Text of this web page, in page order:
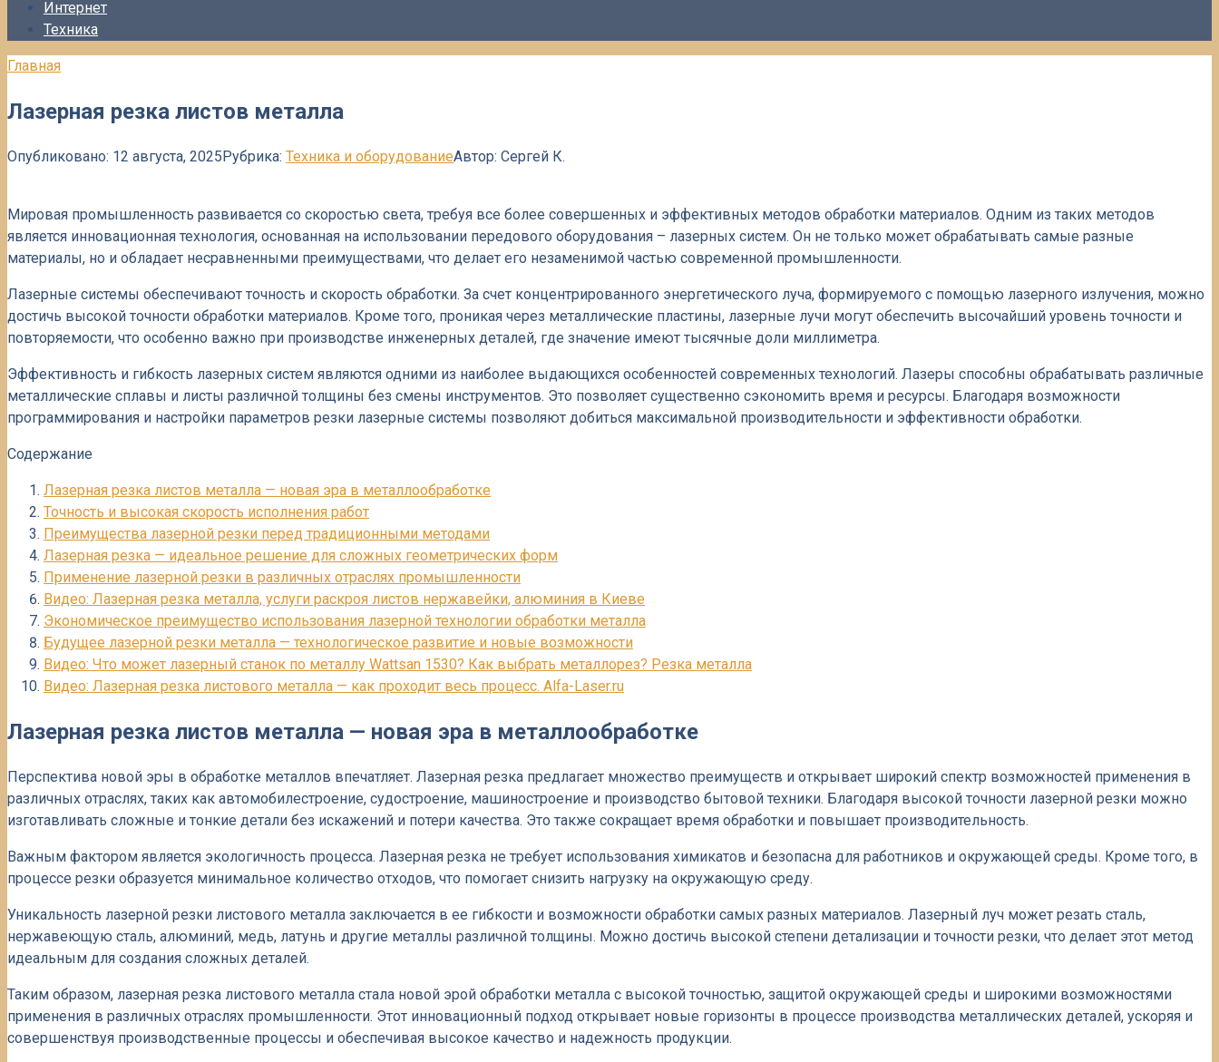
Интернет
Техника
Главная
Лазерная резка листов металла
Опубликовано: 12 августа, 2025Рубрика: Техника и оборудованиеАвтор: Сергей К.
Мировая промышленность развивается со скоростью света, требуя все более совершенных и эффективных методов обработки материалов. Одним из таких методов
является инновационная технология, основанная на использовании передового оборудования – лазерных систем. Он не только может обрабатывать самые разные
материалы, но и обладает несравненными преимуществами, что делает его незаменимой частью современной промышленности.
Лазерные системы обеспечивают точность и скорость обработки. За счет концентрированного энергетического луча, формируемого с помощью лазерного излучения, можно
достичь высокой точности обработки материалов. Кроме того, проникая через металлические пластины, лазерные лучи могут обеспечить высочайший уровень точности и
повторяемости, что особенно важно при производстве инженерных деталей, где значение имеют тысячные доли миллиметра.
Эффективность и гибкость лазерных систем являются одними из наиболее выдающихся особенностей современных технологий. Лазеры способны обрабатывать различные
металлические сплавы и листы различной толщины без смены инструментов. Это позволяет существенно сэкономить время и ресурсы. Благодаря возможности
программирования и настройки параметров резки лазерные системы позволяют добиться максимальной производительности и эффективности обработки.
Содержание
Лазерная резка листов металла — новая эра в металлообработке
Точность и высокая скорость исполнения работ
Преимущества лазерной резки перед традиционными методами
Лазерная резка — идеальное решение для сложных геометрических форм
Применение лазерной резки в различных отраслях промышленности
Видео: Лазерная резка металла, услуги раскроя листов нержавейки, алюминия в Киеве
Экономическое преимущество использования лазерной технологии обработки металла
Будущее лазерной резки металла — технологическое развитие и новые возможности
Видео: Что может лазерный станок по металлу Wattsan 1530? Как выбрать металлорез? Резка металла
Видео: Лазерная резка листового металла — как проходит весь процесс. Alfa-Laser.ru
Лазерная резка листов металла — новая эра в металлообработке
Перспектива новой эры в обработке металлов впечатляет. Лазерная резка предлагает множество преимуществ и открывает широкий спектр возможностей применения в
различных отраслях, таких как автомобилестроение, судостроение, машиностроение и производство бытовой техники. Благодаря высокой точности лазерной резки можно
изготавливать сложные и тонкие детали без искажений и потери качества. Это также сокращает время обработки и повышает производительность.
Важным фактором является экологичность процесса. Лазерная резка не требует использования химикатов и безопасна для работников и окружающей среды. Кроме того, в
процессе резки образуется минимальное количество отходов, что помогает снизить нагрузку на окружающую среду.
Уникальность лазерной резки листового металла заключается в ее гибкости и возможности обработки самых разных материалов. Лазерный луч может резать сталь,
нержавеющую сталь, алюминий, медь, латунь и другие металлы различной толщины. Можно достичь высокой степени детализации и точности резки, что делает этот метод
идеальным для создания сложных деталей.
Таким образом, лазерная резка листового металла стала новой эрой обработки металла с высокой точностью, защитой окружающей среды и широкими возможностями
применения в различных отраслях промышленности. Этот инновационный подход открывает новые горизонты в процессе производства металлических деталей, ускоряя и
совершенствуя производственные процессы и обеспечивая высокое качество и надежность продукции.